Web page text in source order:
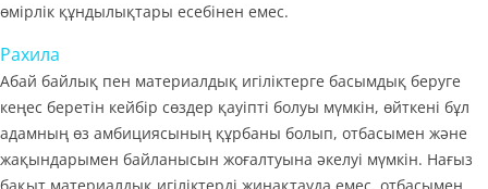
өмірлік құндылықтары есебінен емес.
Рахила
Абай байлық пен материалдық игіліктерге басымдық беруге
кеңес беретін кейбір сөздер қауіпті болуы мүмкін, өйткені бұл
адамның өз амбициясының құрбаны болып, отбасымен және
жақындарымен байланысын жоғалтуына әкелуі мүмкін. Нағыз